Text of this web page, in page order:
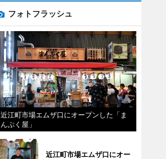
フォトフラッシュ
近江町市場エムザ口にオープンした「ま
んぷく屋」
近江町市場エムザ口にオー